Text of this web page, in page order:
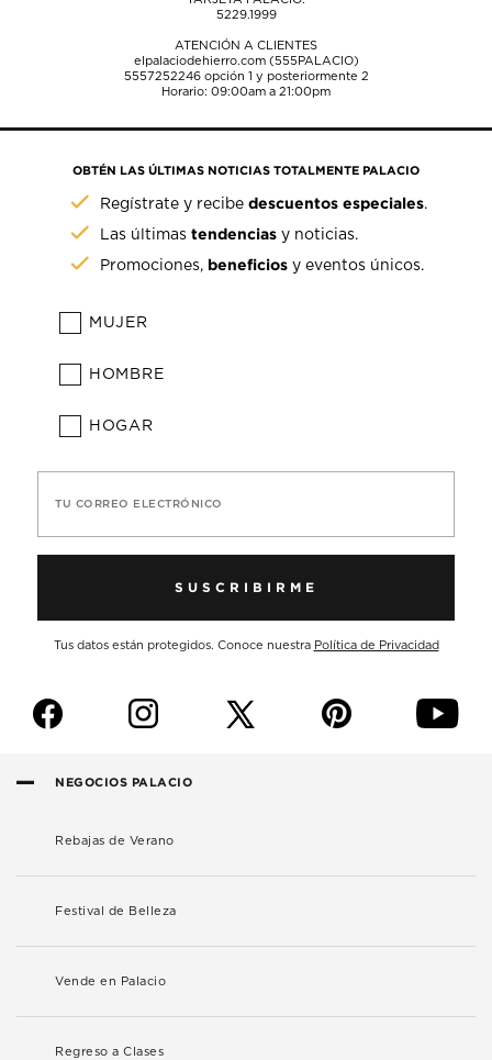
5229.1999
ATENCIÓN A CLIENTES
elpalaciodehierro.com (555PALACIO)
5557252246opción 1 y posteriormente 2
Horario: 09:00am a 21:00pm
OBTÉN LAS ÚLTIMAS NOTICIAS TOTALMENTE PALACIO
Regístrate y recibedescuentos especiales.
Las últimastendencias y noticias.
Promociones, beneficios y eventos únicos.
MUJER
HOMBRE
HOGAR
TU CORREO ELECTRÓNICO
SUSCRIBIRME
Tus datos están protegidos. Conoce nuestra Política de Privacidad
f i p y
NEGOCIOS PALACIO
Rebajas de Verano
Festival de Belleza
Vende en Palacio
Regreso a Clases